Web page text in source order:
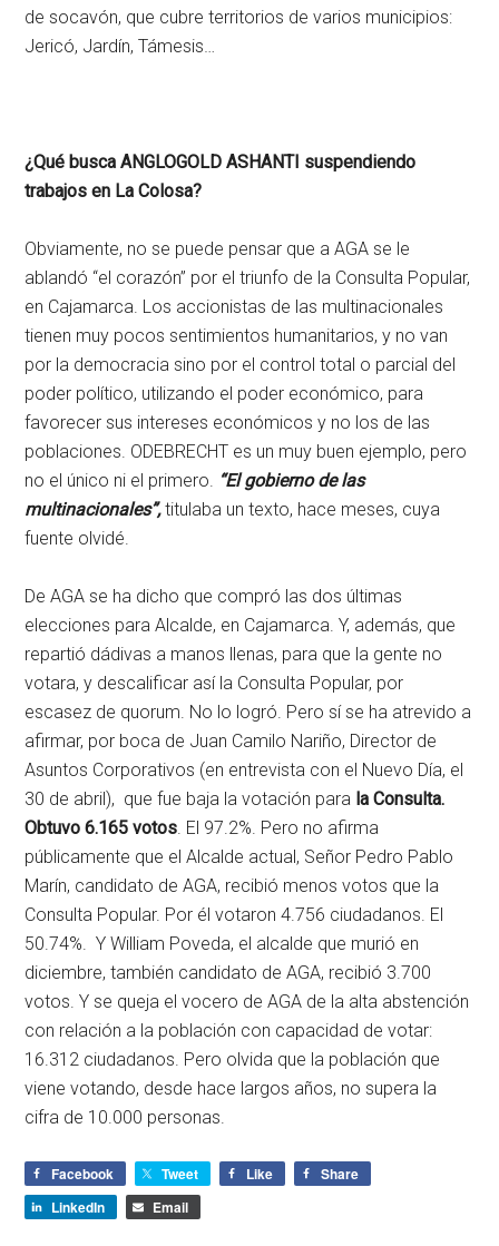
de socavón, que cubre territorios de varios municipios:
Jericó, Jardín, Támesis…
¿Qué busca ANGLOGOLD ASHANTI suspendiendo
trabajos en La Colosa?
Obviamente, no se puede pensar que a AGA se le
ablandó “el corazón” por el triunfo de la Consulta Popular,
en Cajamarca. Los accionistas de las multinacionales
tienen muy pocos sentimientos humanitarios, y no van
por la democracia sino por el control total o parcial del
poder político, utilizando el poder económico, para
favorecer sus intereses económicos y no los de las
poblaciones. ODEBRECHT es un muy buen ejemplo, pero
no el único ni el primero.
“El gobierno de las
multinacionales”,titulaba un texto, hace meses, cuya
fuente olvidé.
De AGA se ha dicho que compró las dos últimas
elecciones para Alcalde, en Cajamarca. Y, además, que
repartió dádivas a manos llenas, para que la gente no
votara, y descalificar así la Consulta Popular, por
escasez de quorum. No lo logró. Pero sí se ha atrevido a
afirmar, por boca de Juan Camilo Nariño, Director de
Asuntos Corporativos (en entrevista con el Nuevo Día, el
30 de abril), que fue baja la votación para la Consulta.
Obtuvo 6.165 votos . El 97.2%. Pero no afirma
públicamente que el Alcalde actual, Señor Pedro Pablo
Marín, candidato de AGA, recibió menos votos que la
Consulta Popular. Por él votaron 4.756 ciudadanos. El
50.74%. Y William Poveda, el alcalde que murió en
diciembre, también candidato de AGA, recibió 3.700
votos. Y se queja el vocero de AGA de la alta abstención
con relación a la población con capacidad de votar:
16.312 ciudadanos. Pero olvida que la población que
viene votando, desde hace largos años, no supera la
cifra de 10.000 personas.
Facebook Tweet Like
Share
LinkedIn
Email